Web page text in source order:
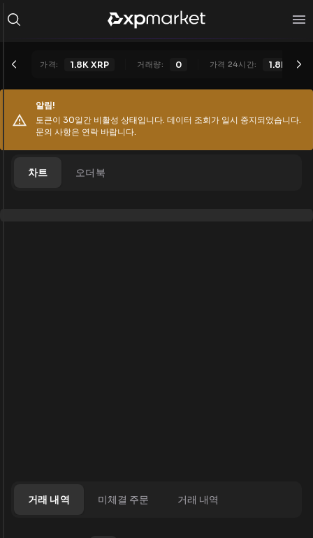
가격: 1.8K XRP 거래량: 0 가격 24시간: 1.8K XRP
알림!
토큰이 30일간 비활성 상태입니다. 데이터 조회가 일시 중지되었습니다.
문의 사항은 연락 바랍니다.
차트 오더북
거래 내역 미체결 주문 거래 내역